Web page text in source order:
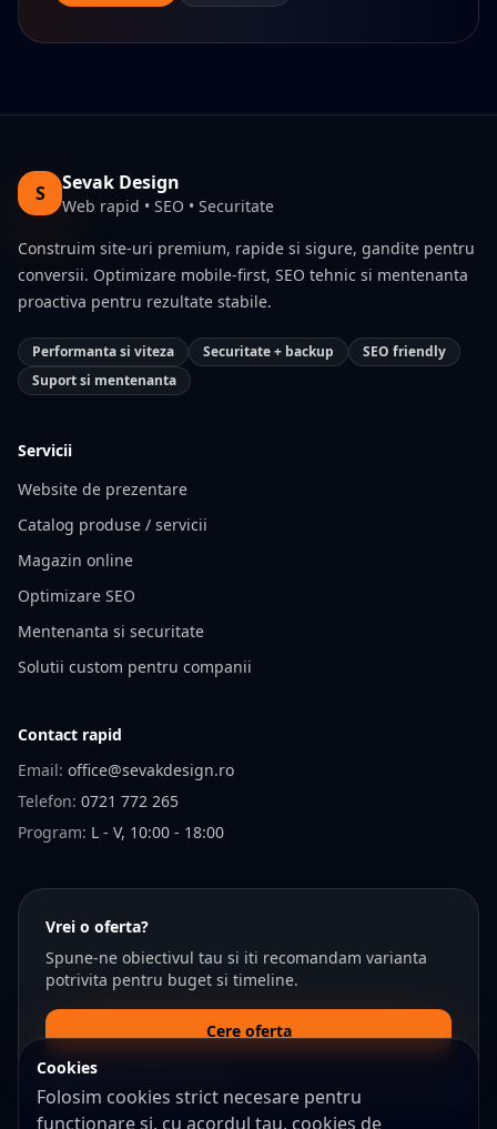
S Sevak Design
Web rapid • SEO • Securitate
Construim site-uri premium, rapide si sigure, gandite pentru
conversii. Optimizare mobile-first, SEO tehnic si mentenanta
proactiva pentru rezultate stabile.
Performanta si viteza Securitate + backup
SEO friendly
Suport si mentenanta
Servicii
Website de prezentare
Catalog produse / servicii
Magazin online
Optimizare SEO
Mentenanta si securitate
Solutii custom pentru companii
Contact rapid
Email: office@sevakdesign.ro
Telefon: 0721 772 265
Program: L - V, 10:00 - 18:00
Vrei o oferta?
Spune-ne obiectivul tau si iti recomandam varianta
potrivita pentru buget si timeline.
Cere oferta
Raspundem de obicei in 2 ore.
Cookies
Folosim cookies strict necesare pentru
functionare si, cu acordul tau, cookies de